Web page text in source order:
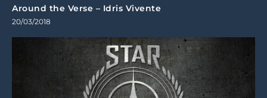
Around the Verse – Idris Vivente
20/03/2018